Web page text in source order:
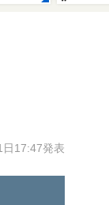
17:47発表